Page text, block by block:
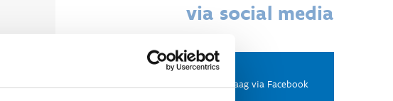
via social media
Facebook
Stel ons een vraag via Facebook